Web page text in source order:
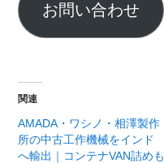
お問い合わせ
関連
AMADA・ワシノ・相澤製作
所の中古工作機械をインド
へ輸出｜コンテナVAN詰めも